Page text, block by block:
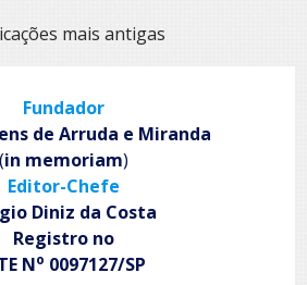
mais antigas
Fundador
de Arruda e Miranda
(in memoriam)
Editor-Chefe
Diniz da Costa
Registro no
No 0097127/SP